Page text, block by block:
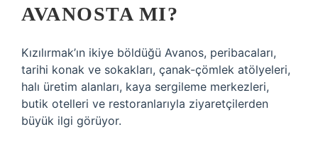
AVANOSTA MI?
Kızılırmak’ın ikiye böldüğü Avanos, peribacaları,
tarihi konak ve sokakları, çanak-çömlek atölyeleri,
halı üretim alanları, kaya sergileme merkezleri,
butik otelleri ve restoranlarıyla ziyaretçilerden
büyük ilgi görüyor.